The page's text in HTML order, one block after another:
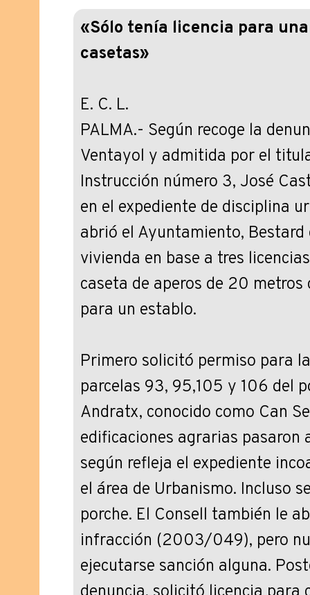
«Sólo tenía licencia para
casetas»
E. C. L.
PALMA.- Según recoge la
Ventayol y admitida por el
Instrucción número 3, José
en el expediente de disciplina
abrió el Ayuntamiento, Bestard
vivienda en base a tres
caseta de aperos de 20 metros
para un establo.
Primero solicitó permiso para
parcelas 93, 95,105 y 106 del
Andratx, conocido como Can
edificaciones agrarias pasaron
según refleja el expediente
el área de Urbanismo. Incluso
porche. El Consell también le
infracción (2003/049), pero
ejecutarse sanción alguna.